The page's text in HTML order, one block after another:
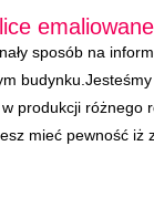
emaliowane
sposób na
produkcji różnego
mieć pewność iż